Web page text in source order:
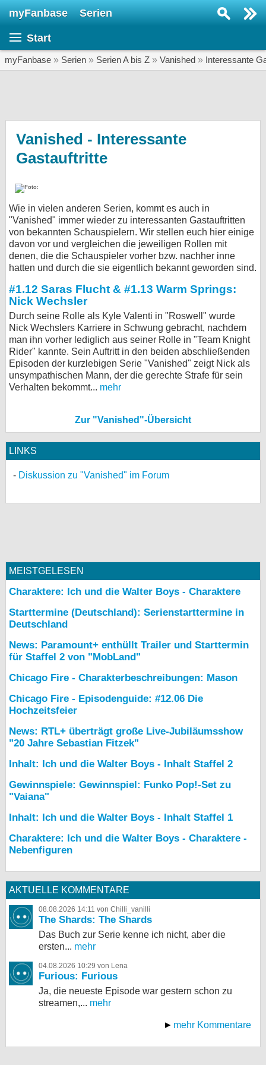
myFanbase Serien
Start
myFanbase » Serien » Serien A bis Z » Vanished » Interessante
Vanished - Interessante
Gastauftritte
Wie in vielen anderen Serien, kommt es auch in
"Vanished" immer wieder zu interessanten Gastauftritten
von bekannten Schauspielern. Wir stellen euch hier einige
davon vor und vergleichen die jeweiligen Rollen mit
denen, die die Schauspieler vorher bzw. nachher inne
hatten und durch die sie eigentlich bekannt geworden sind.
#1.12 Saras Flucht & #1.13 Warm Springs:
Nick Wechsler
Durch seine Rolle als Kyle Valenti in "Roswell" wurde
Nick Wechslers Karriere in Schwung gebracht, nachdem
man ihn vorher lediglich aus seiner Rolle in "Team Knight
Rider" kannte. Sein Auftritt in den beiden abschließenden
Episoden der kurzlebigen Serie "Vanished" zeigt Nick als
unsympathischen Mann, der die gerechte Strafe für sein
Verhalten bekommt... mehr
Zur "Vanished"-Übersicht
LINKS
Diskussion zu "Vanished" im Forum
MEISTGELESEN
Charaktere: Ich und die Walter Boys - Charaktere
Starttermine (Deutschland): Serienstarttermine in
Deutschland
News: Paramount+ enthüllt Trailer und Starttermin
für Staffel 2 von "MobLand"
Chicago Fire - Charakterbeschreibungen: Mason
Chicago Fire - Episodenguide: #12.06 Die
Hochzeitsfeier
News: RTL+ überträgt große Live-Jubiläumsshow
"20 Jahre Sebastian Fitzek"
Inhalt: Ich und die Walter Boys - Inhalt Staffel 2
Gewinnspiele: Gewinnspiel: Funko Pop!-Set zu
"Vaiana"
Inhalt: Ich und die Walter Boys - Inhalt Staffel 1
Charaktere: Ich und die Walter Boys - Charaktere -
Nebenfiguren
AKTUELLE KOMMENTARE
08.08.2026 14:11 von Chilli_vanilli
The Shards: The Shards
Das Buch zur Serie kenne ich nicht, aber die
ersten... mehr
04.08.2026 10:29 von Lena
Furious: Furious
Ja, die neueste Episode war gestern schon zu
streamen,... mehr
mehr Kommentare
SERIEN
SERVICE
Gewinnspiele
Forum
Kontakt
Nutzungsbedingungen
Cookie-Einstellungen
Desktop-Ansicht